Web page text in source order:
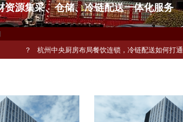
资源集采、仓储、冷链配送一体化服务
杭州中央厨房布局餐饮连锁，冷链配送如何打通关键一环